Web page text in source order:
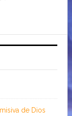
de Dios